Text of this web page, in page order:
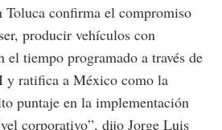
Toluca confirma el compromiso
producir vehículos con
el tiempo programado a través de
y ratifica a México como la
puntaje en la implementación
corporativo”, dijo Jorge Luis